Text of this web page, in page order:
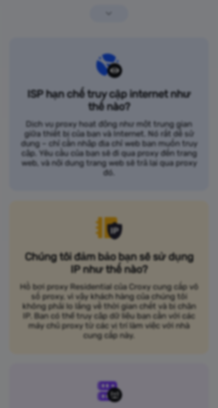
ISP hạn chế truy cập internet như
thế nào?
Dịch vụ proxy hoạt động như một trung gian
giữa thiết bị của bạn và Internet. Nó rất dễ sử
dụng – chỉ cần nhập địa chỉ web bạn muốn truy
cập. Yêu cầu của bạn sẽ đi qua proxy đến trang
web, và nội dung trang web sẽ trả lại qua proxy
đó.
Chúng tôi đảm bảo bạn sẽ sử dụng
IP như thế nào?
Hồ bơi proxy Residential của Croxy cung cấp vô
số proxy, vì vậy khách hàng của chúng tôi
không phải lo lắng về thời gian chết và bị chặn
IP. Bạn có thể truy cập dữ liệu bạn cần với các
máy chủ proxy từ các vị trí làm việc với nhà
cung cấp này.